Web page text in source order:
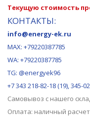
Текущую стоимость
КОНТАКТЫ:
info@energy-ek.ru
MAX: +79220387785
WA: +79220387785
TG: @energyek96
+7 343 218-82-18 (19), 345-
Самовывоз с нашего
Оплата: наличный